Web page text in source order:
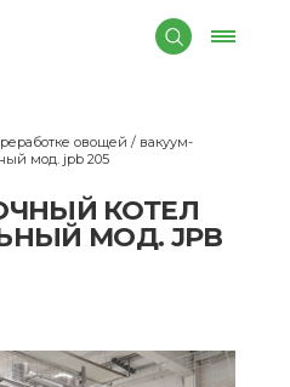
овощей / вакуум-
мод. jpb 205
КОТЕЛ
МОД. JPB